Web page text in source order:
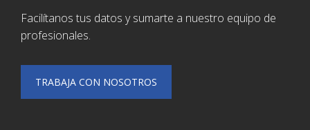
Facilítanos tus datos y sumarte a nuestro equipo de
profesionales.
TRABAJA CON NOSOTROS